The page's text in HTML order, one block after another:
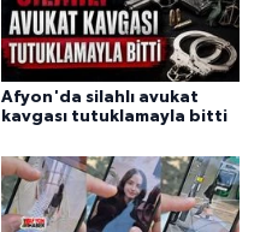
Afyon'da silahlı avukat
kavgası tutuklamayla bitti